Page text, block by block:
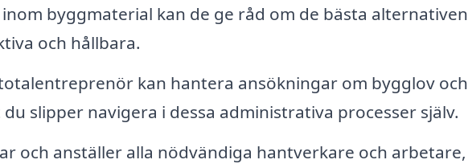
byggmaterial kan de ge råd om de bästa alternativen
och hållbara.
kan hantera ansökningar om bygglov och
slipper navigera i dessa administrativa processer själv.
och anställer alla nödvändiga hantverkare och arbetare,